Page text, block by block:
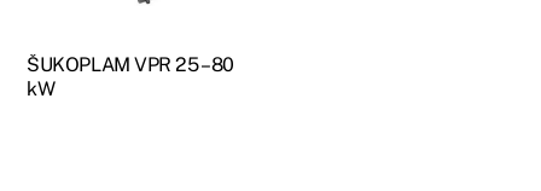
ŠUKOPLAM VPR 25 – 80
kW